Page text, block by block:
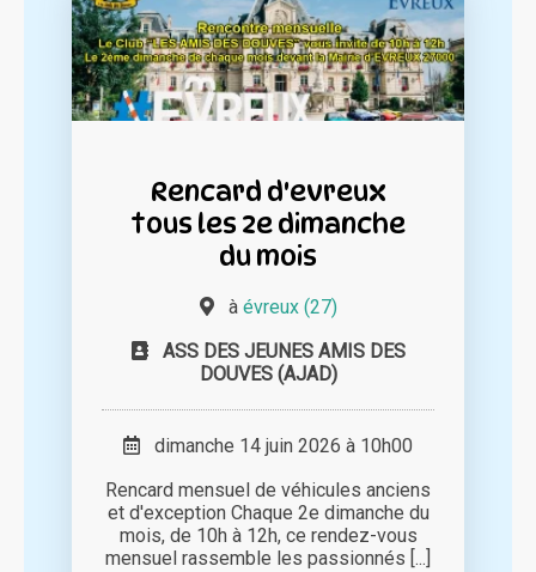
Rencard d'evreux
tous les 2e dimanche
du mois
à évreux (27)
ASS DES JEUNES AMIS DES
DOUVES (AJAD)
dimanche 14 juin 2026 à 10h00
Rencard mensuel de véhicules anciens
et d'exception Chaque 2e dimanche du
mois, de 10h à 12h, ce rendez-vous
mensuel rassemble les passionnés [...]